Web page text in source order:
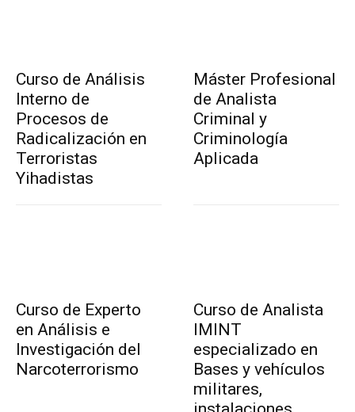
Curso de Análisis
Interno de
Procesos de
Radicalización en
Terroristas
Yihadistas
Máster Profesional
de Analista
Criminal y
Criminología
Aplicada
Curso de Experto
en Análisis e
Investigación del
Narcoterrorismo
Curso de Analista
IMINT
especializado en
Bases y vehículos
militares,